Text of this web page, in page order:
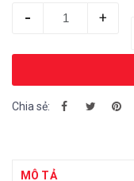
- +
Chia sẻ:
MÔ TẢ